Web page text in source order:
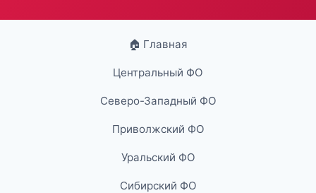
🏠 Главная
Центральный ФО
Северо-Западный ФО
Приволжский ФО
Уральский ФО
Сибирский ФО